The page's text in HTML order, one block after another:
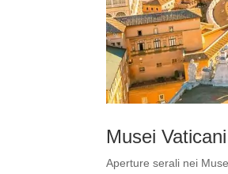
Musei
Aperture serali nei